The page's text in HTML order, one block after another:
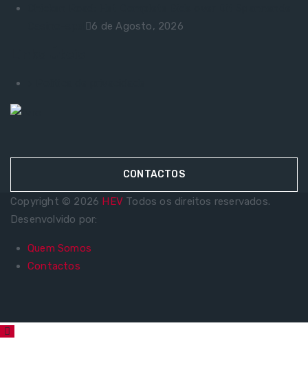
6 de Agosto, 2026
CONTACTOS
Copyright © 2026 HEV Todos os direitos reservados.
Desenvolvido por:
Quem Somos
Contactos